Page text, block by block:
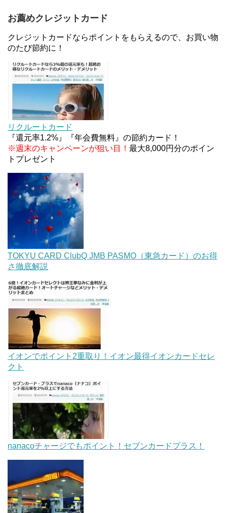
住信SBIネット銀行のデビットカードPoint＋で最大
2%還元！V NEOバンクデビットとどっちが良い？
条件などまとめ
マイナンバーカードの点字っている？デメリット3
つ
【2026年夏】dポイント交換キャンペーンが見逃せ
ない！最大15%増量のチャンス。8/1~31あたりまで
お薦めクレジットカード
クレジットカードならポイントをもらえるので、お買い物
のたび節約に！
リクルートカード
『還元率1.2%』『年会費無料』の節約カード！
※週末のキャンペーンが狙い目！ 最大8,000円分のポイン
トプレゼント
TOKYU CARD ClubQ JMB PASMO（東急カード）のお得
さ徹底解説
イオンでポイント2重取り！イオン最得イオンカードセレ
クト
nanacoチャージでもポイント！セブンカードプラス！